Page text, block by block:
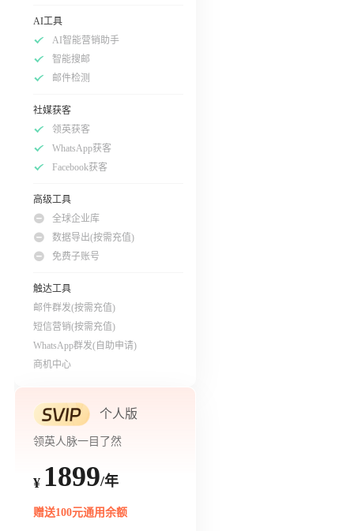
AI工具
AI智能营销助手
智能搜邮
邮件检测
社媒获客
领英获客
WhatsApp获客
Facebook获客
高级工具
全球企业库
数据导出(按需充值)
免费子账号
触达工具
邮件群发(按需充值)
短信营销(按需充值)
WhatsApp群发(自助申请)
商机中心
个人版
领英人脉一目了然
¥ 1899/年
赠送100元通用余额